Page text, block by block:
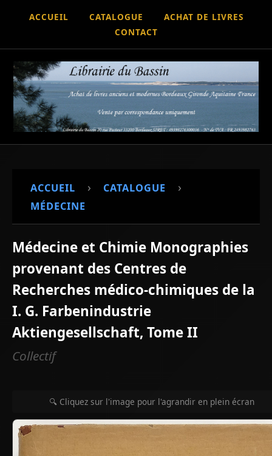
ACCUEIL CATALOGUE
ACHAT DE LIVRES
CONTACT
ACCUEIL › CATALOGUE ›
MÉDECINE
Médecine et Chimie Monographies
provenant des Centres de
Recherches médico-chimiques de la
I. G. Farbenindustrie
Aktiengesellschaft, Tome II
Collectif
🔍 Cliquez sur l'image pour l'agrandir en plein écran